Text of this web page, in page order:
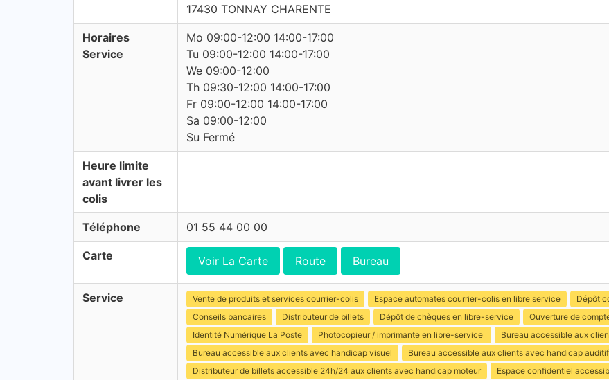
17430 TONNAY CHARENTE
Horaires
Service
Mo 09:00-12:00 14:00-17:00
Tu 09:00-12:00 14:00-17:00
We 09:00-12:00
Th 09:30-12:00 14:00-17:00
Fr 09:00-12:00 14:00-17:00
Sa 09:00-12:00
Su Fermé
Heure limite
avant livrer les
colis
Téléphone 01 55 44 00 00
Carte Voir La Carte Route Bureau
Service Vente de produits et services courrier-colis Espace automates courrier-colis en libre service Dépôt
Conseils bancaires
Distributeur de billets Dépôt de chèques en libre-service Ouverture de
Identité Numérique La Poste
Photocopieur / imprimante en libre-service
Bureau accessible aux
Bureau accessible aux clients avec handicap visuel
Bureau accessible aux clients avec handicap auditif
Distributeur de billets accessible 24h/24 aux clients avec handicap moteur
Espace confidentiel